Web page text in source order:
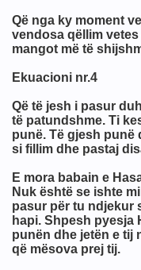
Që nga ky moment
vendosa qëllim
mangot më të
Ekuacioni nr.4
Që të jesh i pasur
të patundshme. Ti
punë. Të gjesh punë
si fillim dhe pastaj
E mora babain e
Nuk është se ishte
pasur për tu ndjekur
hapi. Shpesh pyesja
punën dhe jetën e tij
që mësova prej tij.